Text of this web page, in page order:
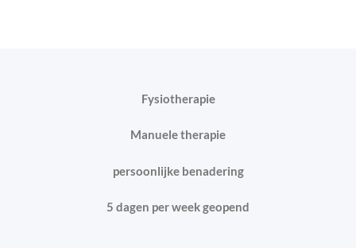
Fysiotherapie
Manuele therapie
persoonlijke benadering
5 dagen per week geopend